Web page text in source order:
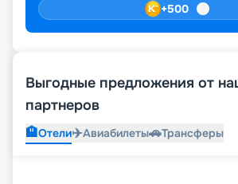
+500
Выгодные предложения от
партнеров
🏨Отели✈️Авиабилеты🚗Трансферы